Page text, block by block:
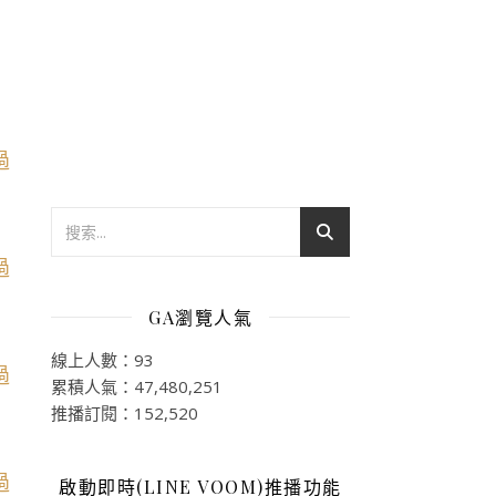
GA瀏覽人氣
線上人數：93
累積人氣：47,480,251
推播訂閱：152,520
啟動即時(LINE VOOM)推播功能